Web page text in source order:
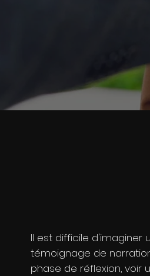
Il est difficile d'imaginer
témoignage de
phase de réflexion, voir